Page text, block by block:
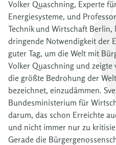
Volker Quaschning, Experte
Energiesysteme, und
Technik und Wirtschaft
dringende Notwendigkeit der
guter Tag, um die Welt mit
Volker Quaschning und zeigte
die größte Bedrohung der
bezeichnet, einzudämmen.
Bundesministerium für
darum, das schon Erreichte
und nicht immer nur zu
Gerade die